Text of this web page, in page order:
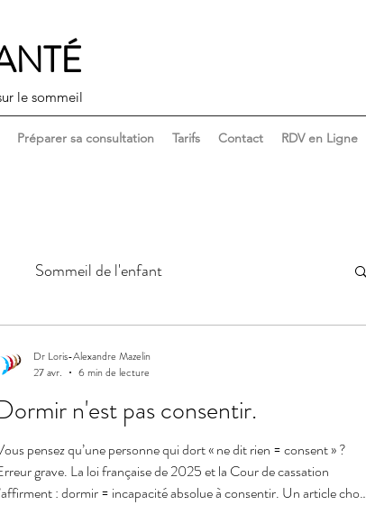
le sommeil
Préparer sa consultation Tarifs Contact RDV en Ligne
Sommeil de l'enfant
n'est pas consentir.
pensez qu’une personne qui dort « ne dit rien = consent » ?
grave. La loi française de 2025 et la Cour de cassation
: dormir = incapacité absolue à consentir. Un article choc
Dr Loris-Alexandre Mazelin
27 avr.
6 min de lecture